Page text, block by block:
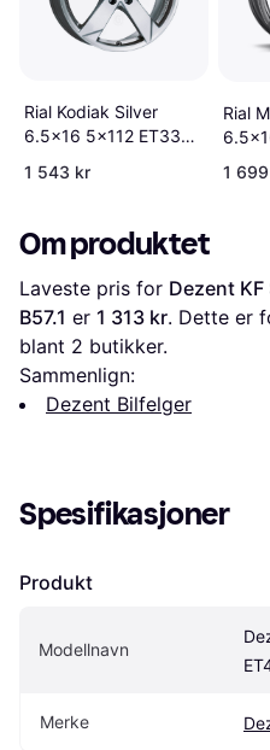
Rial Kodiak Silver
6.5x16 5x112 ET33
1 543 kr
Rial
B57.1
1
Om produktet
Laveste pris for Dezent
B57.1 er 1 313 kr. Dette er
blant 2 butikker.
Sammenlign:
Dezent Bilfelger
Spesifikasjoner
Produkt
Modellnavn
Merke